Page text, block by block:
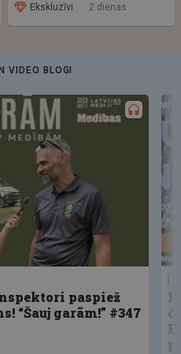
Ekskluzīvi 2 dienas
VIDEO BLOGI
paspiež
“Šauj garām!” #347